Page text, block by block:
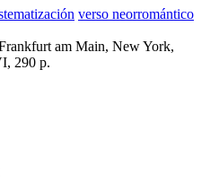
verso neorromántico
am Main, New York,
290 p.